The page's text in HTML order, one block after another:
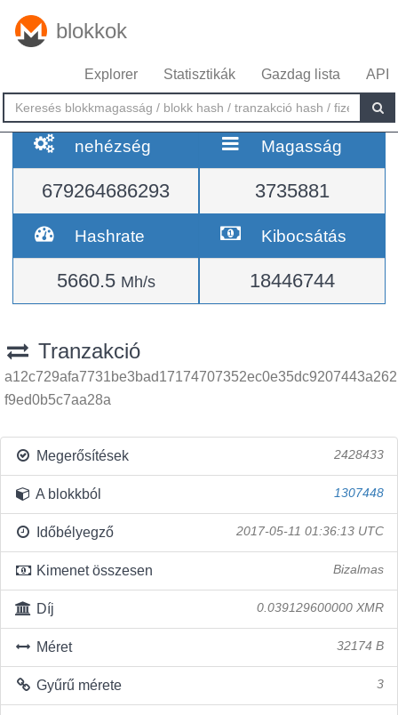
blokkok
Explorer Statisztikák Gazdag lista API
nehézség
679264686293
Magasság
3735881
Hashrate
5660.5 Mh/s
Kibocsátás
18446744
Tranzakció
a12c729afa7731be3bad17174707352ec0e35dc9207443a262
f9ed0b5c7aa28a
Megerősítések 2428433
A blokkból 1307448
Időbélyegző 2017-05-11 01:36:13 UTC
Kimenet összesen Bizalmas
Díj 0.039129600000 XMR
Méret 32174 B
Gyűrű mérete 3